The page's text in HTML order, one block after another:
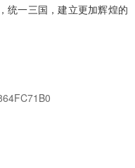
统一三国，建立更加辉煌的